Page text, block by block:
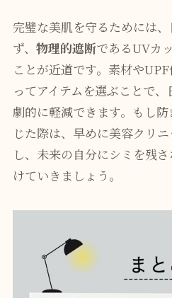
完璧な美肌を守るためには
ず、 物理的遮断であるUVカ
ことが近道です。素材や
ってアイテムを選ぶことで
劇的に軽減できます。もし
じた際は、早めに美容クリ
し、未来の自分にシミを残
けていきましょう。